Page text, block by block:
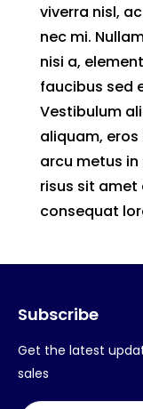
viverra nisl,
nec mi.
nisi a,
faucibus sed
Vestibulum
aliquam,
arcu metus in
risus sit amet
consequat
Subscribe
Get the latest
sales